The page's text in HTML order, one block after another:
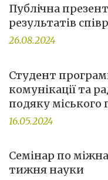
Публічна
результатів
26.08.2024
Студент
комунікації та
подяку міського
16.05.2024
Семінар по
тижня науки